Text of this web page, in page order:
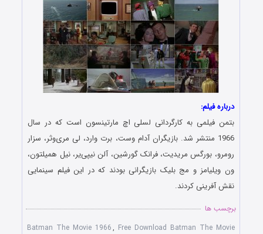
درباره فیلم:
بتمن فیلمی به کارگردانی لسلی اچ مارتینسون است که در سال
1966 منتشر شد. بازیگران آدام وست، برت وارد، لی مری‌وثر، سزار
رومرو، بورگس مریدیت، فرانک گورشین، آلن نیپی‌یر، نیل همیلتون،
ون ویلیامز و مج بلیک بازیگرانی بودند که در این فیلم سینمایی
نقش آفرینی کردند.
برچسب ها
Batman The Movie 1966, Free Download Batman The Movie